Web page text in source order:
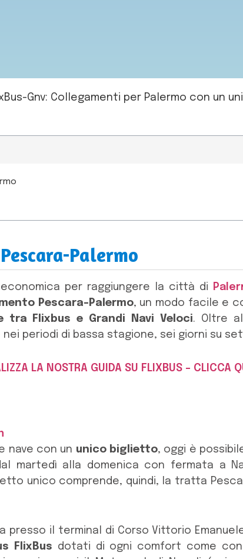
Gnv: Collegamenti per Palermo con un
Palermo
per raggiungere la città di
Pescara-Palermo, un modo facile e
tra Flixbus e Grandi Navi Veloci. Oltre
periodi di bassa stagione, sei giorni su
LA NOSTRA GUIDA SU FLIXBUS – CLICCA
nave con un unico biglietto, oggi è
martedì alla domenica con fermata a
unico comprende, quindi, la tratta
presso il terminal di Corso Vittorio
FlixBus dotati di ogni comfort come